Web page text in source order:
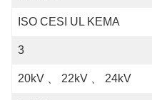
ISO CESI UL KEMA
3
20kV 、 22kV 、 24kV